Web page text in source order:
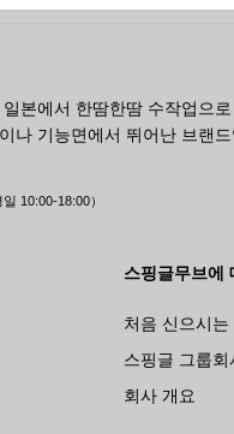
본에서 한땀한땀 수작업으
나 기능면에서 뛰어난 브랜
일 10:00-18:00）
스핑글무브에
처음 신으시는
스핑글 그룹회
회사 개요